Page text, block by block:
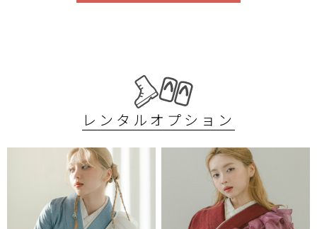
レンタルオプション